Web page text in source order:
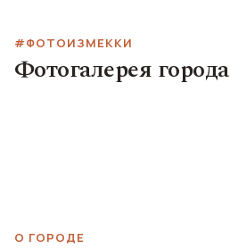
#ФОТОИЗМЕККИ
Фотогалерея города
О ГОРОДЕ